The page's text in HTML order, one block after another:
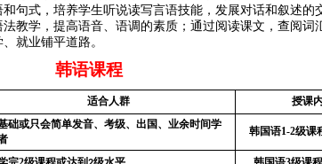
句式，培养学生听说读写言语技能，发展对话和叙述的
教学，提高语音、语调的素质；通过阅读课文，查阅词
就业铺平道路。
韩语课程
适合人群 授课
础或只会简单发音、考级、出国、业余时间学
韩国语1-2级课